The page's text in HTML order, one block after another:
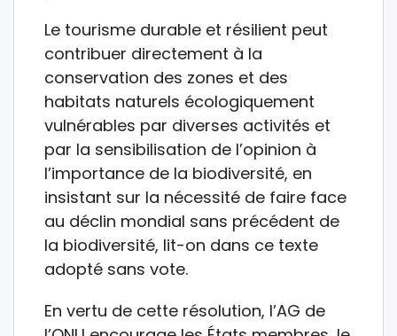
Le tourisme durable et résilient peut
contribuer directement à la
conservation des zones et des
habitats naturels écologiquement
vulnérables par diverses activités et
par la sensibilisation de l’opinion à
l’importance de la biodiversité, en
insistant sur la nécessité de faire face
au déclin mondial sans précédent de
la biodiversité, lit-on dans ce texte
adopté sans vote.
En vertu de cette résolution, l’AG de